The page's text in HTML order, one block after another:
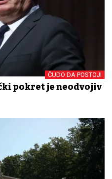
ČUDO DA POSTOJI
pokret je neodvojiv